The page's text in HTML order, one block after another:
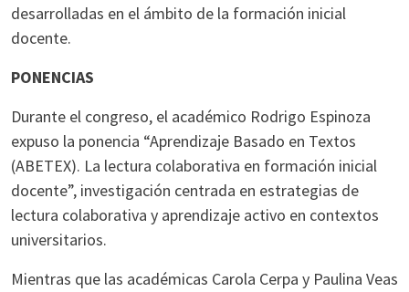
desarrolladas en el ámbito de la formación inicial
docente.
PONENCIAS
Durante el congreso, el académico Rodrigo Espinoza
expuso la ponencia “Aprendizaje Basado en Textos
(ABETEX). La lectura colaborativa en formación inicial
docente”, investigación centrada en estrategias de
lectura colaborativa y aprendizaje activo en contextos
universitarios.
Mientras que las académicas Carola Cerpa y Paulina Veas